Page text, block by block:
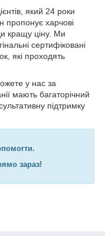
який 24 роки
пропонує харчові
кращу ціну. Ми
сертифіковані
які проходять
у нас за
мають багаторічний
підтримку
зараз!